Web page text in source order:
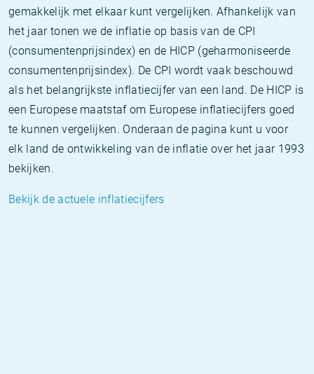
gemakkelijk met elkaar kunt vergelijken. Afhankelijk van
het jaar tonen we de inflatie op basis van de CPI
(consumentenprijsindex) en de HICP (geharmoniseerde
consumentenprijsindex). De CPI wordt vaak beschouwd
als het belangrijkste inflatiecijfer van een land. De HICP is
een Europese maatstaf om Europese inflatiecijfers goed
te kunnen vergelijken. Onderaan de pagina kunt u voor
elk land de ontwikkeling van de inflatie over het jaar 1993
bekijken.
Bekijk de actuele inflatiecijfers